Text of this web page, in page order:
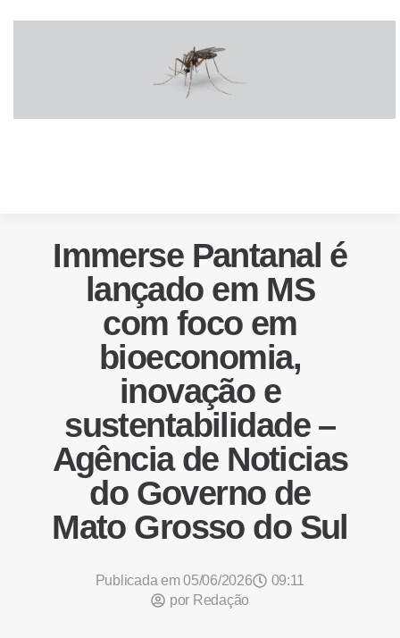
Immerse Pantanal é
lançado em MS
com foco em
bioeconomia,
inovação e
sustentabilidade –
Agência de Noticias
do Governo de
Mato Grosso do Sul
Publicada em 05/06/2026
09:11
por Redação